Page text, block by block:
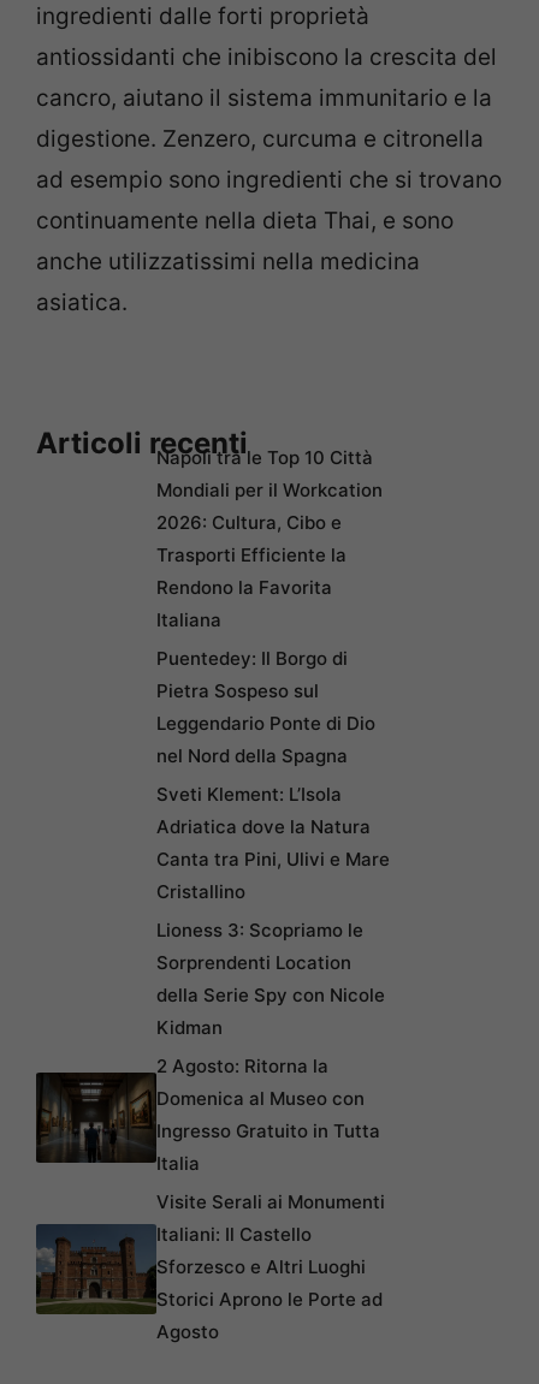
ingredienti dalle forti proprietà
antiossidanti che inibiscono la crescita del
cancro, aiutano il sistema immunitario e la
digestione. Zenzero, curcuma e citronella
ad esempio sono ingredienti che si trovano
continuamente nella dieta Thai, e sono
anche utilizzatissimi nella medicina
asiatica.
Articoli recentiNapoli tra le Top 10 Città
Mondiali per il Workcation
2026: Cultura, Cibo e
Trasporti Efficiente la
Rendono la Favorita
Italiana
Puentedey: Il Borgo di
Pietra Sospeso sul
Leggendario Ponte di Dio
nel Nord della Spagna
Sveti Klement: L’Isola
Adriatica dove la Natura
Canta tra Pini, Ulivi e Mare
Cristallino
Lioness 3: Scopriamo le
Sorprendenti Location
della Serie Spy con Nicole
Kidman
2 Agosto: Ritorna la
Domenica al Museo con
Ingresso Gratuito in Tutta
Italia
Visite Serali ai Monumenti
Italiani: Il Castello
Sforzesco e Altri Luoghi
Storici Aprono le Porte ad
Agosto